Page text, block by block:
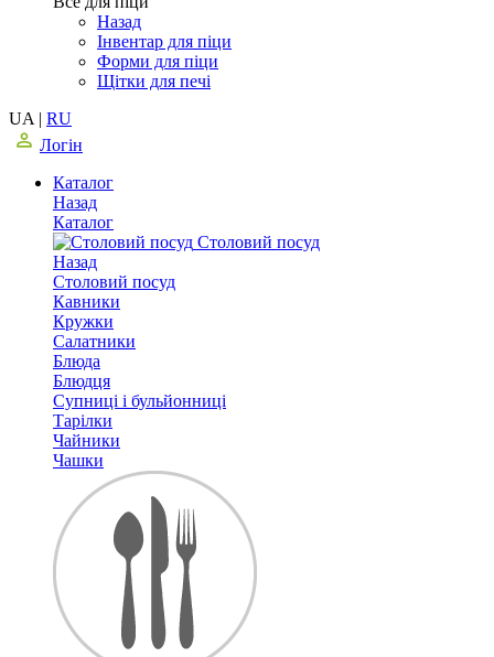
Назад
Інвентар для піци
Форми для піци
Щітки для печі
UA | RU
Логін
Каталог
Назад
Каталог
Столовий посуд
Назад
Столовий посуд
Кавники
Кружки
Салатники
Блюда
Блюдця
Супниці і бульйонниці
Тарілки
Чайники
Чашки